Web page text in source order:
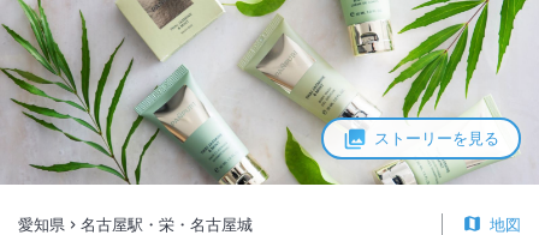
ストーリーを見る
愛知県 名古屋駅・栄・名古屋城 地図